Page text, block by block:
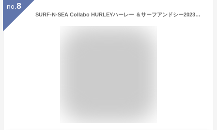
no. 8
SURF-N-SEA Collabo HURLEYハーレー ＆サーフアンドシー2023コラボ・メンズTEE『NORTH SHORE TEE』Hawaii ハワイ 雑貨ハワイアン ハワイアン雑貨